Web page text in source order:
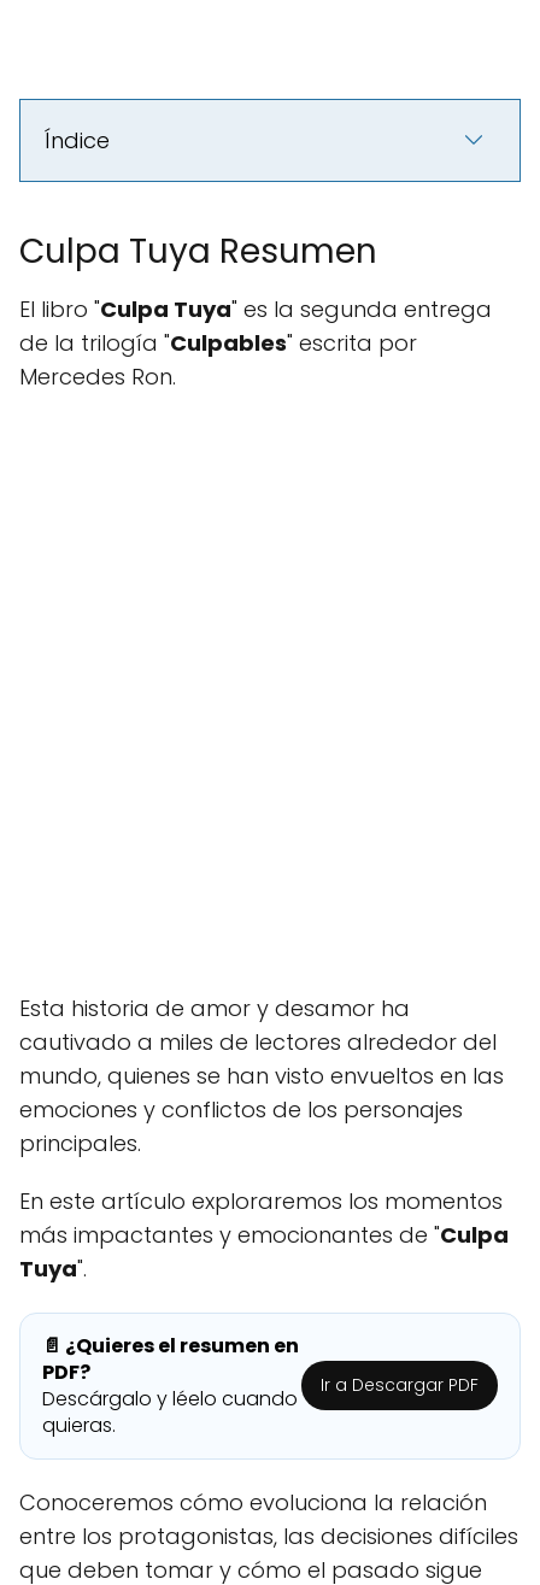
Índice
Culpa Tuya Resumen
El libro "Culpa Tuya" es la segunda entrega
de la trilogía "Culpables" escrita por
Mercedes Ron.
Esta historia de amor y desamor ha
cautivado a miles de lectores alrededor del
mundo, quienes se han visto envueltos en las
emociones y conflictos de los personajes
principales.
En este artículo exploraremos los momentos
más impactantes y emocionantes de "Culpa
Tuya".
📄 ¿Quieres el resumen en
PDF?
Descárgalo y léelo cuando
quieras.
Ir a Descargar PDF
Conoceremos cómo evoluciona la relación
entre los protagonistas, las decisiones difíciles
que deben tomar y cómo el pasado sigue